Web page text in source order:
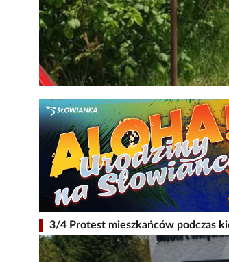
3/4 Protest mieszkańców podczas